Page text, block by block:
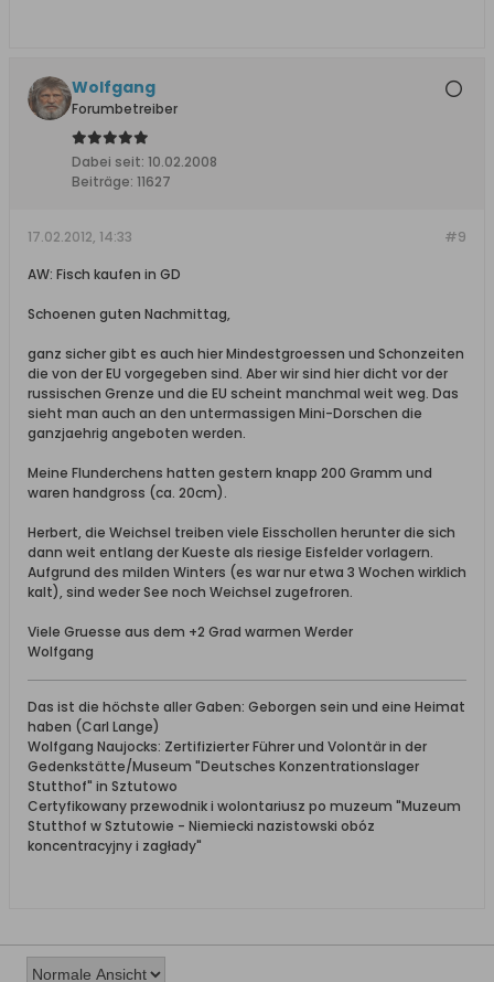
Wolfgang
Forumbetreiber
Dabei seit: 10.02.2008
Beiträge: 11627
#9
17.02.2012, 14:33
AW: Fisch kaufen in GD
Schoenen guten Nachmittag,
ganz sicher gibt es auch hier Mindestgroessen und Schonzeiten
die von der EU vorgegeben sind. Aber wir sind hier dicht vor der
russischen Grenze und die EU scheint manchmal weit weg. Das
sieht man auch an den untermassigen Mini-Dorschen die
ganzjaehrig angeboten werden.
Meine Flunderchens hatten gestern knapp 200 Gramm und
waren handgross (ca. 20cm).
Herbert, die Weichsel treiben viele Eisschollen herunter die sich
dann weit entlang der Kueste als riesige Eisfelder vorlagern.
Aufgrund des milden Winters (es war nur etwa 3 Wochen wirklich
kalt), sind weder See noch Weichsel zugefroren.
Viele Gruesse aus dem +2 Grad warmen Werder
Wolfgang
Das ist die höchste aller Gaben: Geborgen sein und eine Heimat
haben (Carl Lange)
Wolfgang Naujocks: Zertifizierter Führer und Volontär in der
Gedenkstätte/Museum "Deutsches Konzentrationslager
Stutthof" in Sztutowo
Certyfikowany przewodnik i wolontariusz po muzeum "Muzeum
Stutthof w Sztutowie - Niemiecki nazistowski obóz
koncentracyjny i zagłady"